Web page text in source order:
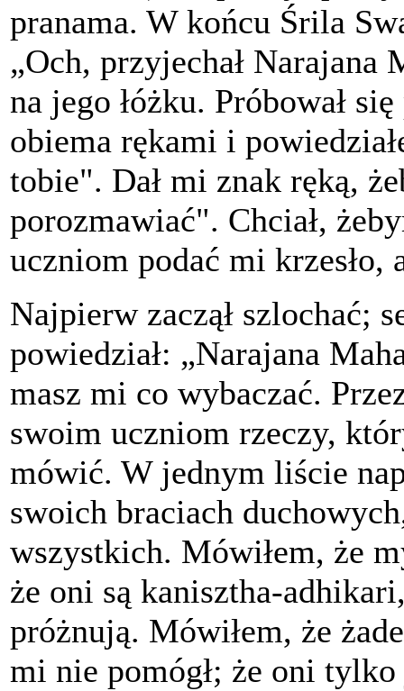
pranama. W końcu Śrila
„Och, przyjechał Narajana
na jego łóżku. Próbował
obiema rękami i
tobie". Dał mi znak ręką,
porozmawiać". Chciał,
uczniom podać mi krzesło,
Najpierw zaczął szlochać;
powiedział: „Narajana
masz mi co wybaczać.
swoim uczniom rzeczy,
mówić. W jednym liście
swoich braciach
wszystkich. Mówiłem, że
że oni są kanisztha-
próżnują. Mówiłem, że
mi nie pomógł; że oni